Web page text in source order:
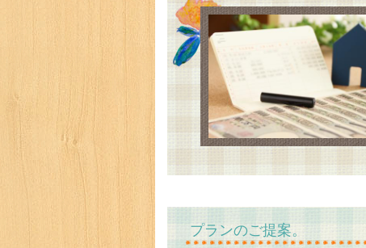
プランのご提案。